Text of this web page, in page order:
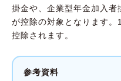
掛金や、企業型年金加入
が控除の対象となります
控除されます。
参考資料